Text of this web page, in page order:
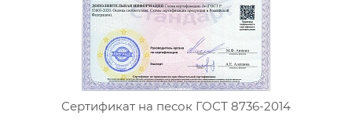
Сертификат на песок ГОСТ 8736-2014